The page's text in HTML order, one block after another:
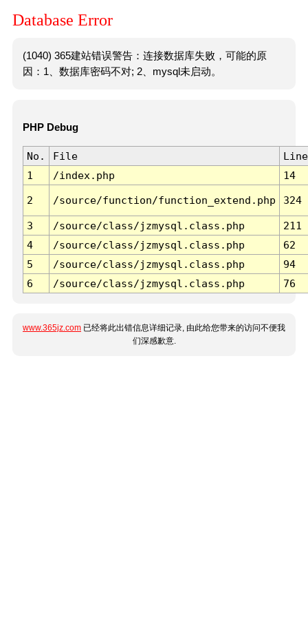
Database Error
(1040) 365建站错误警告：连接数据库失败，可能的原
因：1、数据库密码不对; 2、mysql未启动。
PHP Debug
No. File
Line
1
/index.php 14
2 /source/function/function_extend.php 324
3 /source/class/jzmysql.class.php
211
4
/source/class/jzmysql.class.php
62
5
/source/class/jzmysql.class.php
94
6
/source/class/jzmysql.class.php 76
www.365jz.com 已经将此出错信息详细记录, 由此给您带来的访问不便我
们深感歉意.